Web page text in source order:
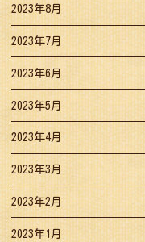
2023年8月
2023年7月
2023年6月
2023年5月
2023年4月
2023年3月
2023年2月
2023年1月